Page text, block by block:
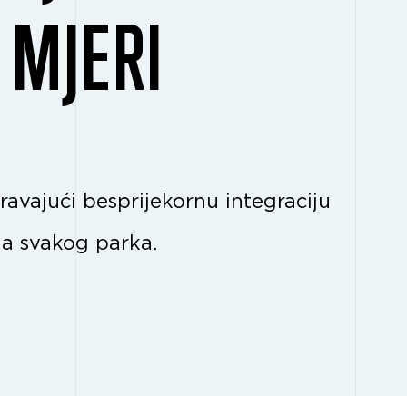
besprijekornu integraciju
svakog parka.